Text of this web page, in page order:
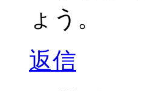
ょう。
返信